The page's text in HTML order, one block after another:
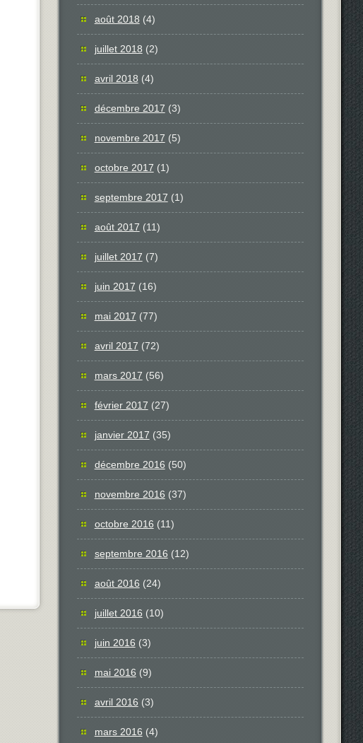
août 2018 (4)
juillet 2018 (2)
avril 2018 (4)
décembre 2017 (3)
novembre 2017 (5)
octobre 2017 (1)
septembre 2017 (1)
août 2017 (11)
juillet 2017 (7)
juin 2017 (16)
mai 2017 (77)
avril 2017 (72)
mars 2017 (56)
février 2017 (27)
janvier 2017 (35)
décembre 2016 (50)
novembre 2016 (37)
octobre 2016 (11)
septembre 2016 (12)
août 2016 (24)
juillet 2016 (10)
juin 2016 (3)
mai 2016 (9)
avril 2016 (3)
mars 2016 (4)